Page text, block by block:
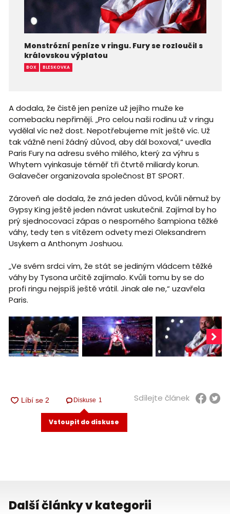
Monstrózní peníze v ringu. Fury se rozloučil s
královskou výplatou
BOX BLESKOVKA
A dodala, že čistě jen peníze už jejího muže ke
comebacku nepřimějí. „Pro celou naši rodinu už v ringu
vydělal víc než dost. Nepotřebujeme mít ještě víc. Už
tak vážně není žádný důvod, aby dál boxoval,“ uvedla
Paris Fury na adresu svého milého, který za výhru s
Whytem vyinkasuje téměř tři čtvrtě miliardy korun.
Galavečer organizovala společnost BT SPORT.
Zároveň ale dodala, že zná jeden důvod, kvůli němuž by
Gypsy King ještě jeden návrat uskutečnil. Zajímal by ho
prý sjednocovací zápas o nesporného šampiona těžké
váhy, tedy ten s vítězem odvety mezi Oleksandrem
Usykem a Anthonym Joshuou.
„Ve svém srdci vím, že stát se jediným vládcem těžké
váhy by Tysona určitě zajímalo. Kvůli tomu by se do
profi ringu nejspíš ještě vrátil. Jinak ale ne,“ uzavřela
Paris.
Diskuse 1
Vstoupit do diskuse
Sdílejte článek
Další články v kategorii